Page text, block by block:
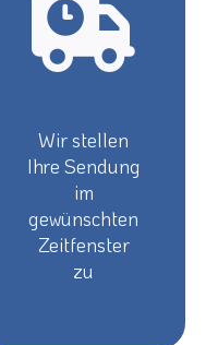
Wir stellen
Ihre Sendung
im
gewünschten
Zeitfenster
zu